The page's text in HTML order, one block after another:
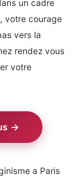
un cadre
votre courage
vers la
rendez vous
votre
→
a Paris